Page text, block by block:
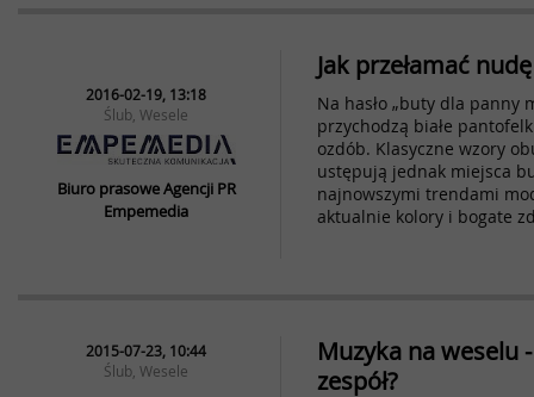
2016-02-19, 13:18
Ślub, Wesele
Biuro prasowe Agencji PR
Empemedia
Jak przełamać
Na hasło „buty dla panny
przychodzą białe
ozdób. Klasyczne wzory
ustępują jednak miejsca
najnowszymi trendami
aktualnie kolory i bogate
2015-07-23, 10:44
Ślub, Wesele
Muzyka na weselu
zespół?